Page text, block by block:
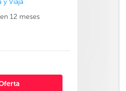
y Viaja
12 meses